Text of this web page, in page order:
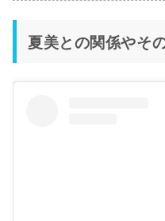
夏美との関係やそ